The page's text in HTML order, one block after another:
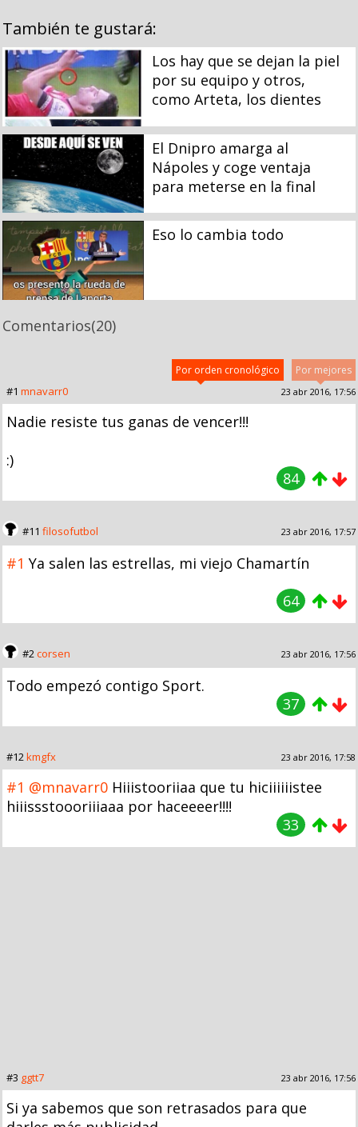
También te gustará:
Los hay que se dejan la piel
por su equipo y otros,
como Arteta, los dientes
El Dnipro amarga al
Nápoles y coge ventaja
para meterse en la final
Eso lo cambia todo
Comentarios(20)
Por mejores
Por orden cronológico
#1 mnavarr0 23 abr 2016, 17:56
Nadie resiste tus ganas de vencer!!!
:)
84
#11 filosofutbol 23 abr 2016, 17:57
#1 Ya salen las estrellas, mi viejo Chamartín
64
#2corsen 23 abr 2016, 17:56
Todo empezó contigo Sport.
37
#12kmgfx 23 abr 2016, 17:58
#1 @mnavarr0 Hiiistooriiaa que tu hiciiiiiistee
hiiissstoooriiiaaa por haceeeer!!!!
33
#3 ggtt7 23 abr 2016, 17:56
Si ya sabemos que son retrasados para que